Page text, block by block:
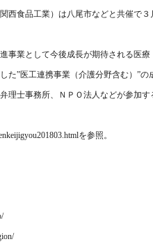
西食品工業）は八尾市などと共催で
事業として今後成長が期待される医
た‟医工連携事業（介護分野含む）”
理士事務所、ＮＰＯ法人などが参加
を参照。